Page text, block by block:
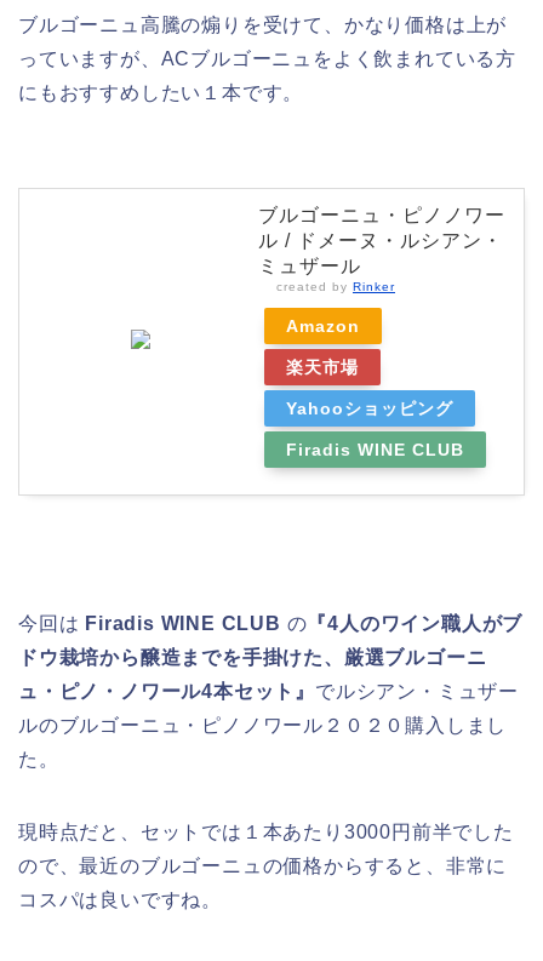
ブルゴーニュ高騰の煽りを受けて、かなり価格は上が
っていますが、ACブルゴーニュをよく飲まれている方
にもおすすめしたい１本です。
ブルゴーニュ・ピノノワー
ル / ドメーヌ・ルシアン・
ミュザール
created by Rinker
Amazon
楽天市場
Yahooショッピング
Firadis WINE CLUB
今回は Firadis WINE CLUB の 『4人のワイン職人がブ
ドウ栽培から醸造までを手掛けた、厳選ブルゴーニ
ュ・ピノ・ノワール4本セット』 でルシアン・ミュザー
ルのブルゴーニュ・ピノノワール２０２０購入しまし
た。
現時点だと、セットでは１本あたり3000円前半でした
ので、最近のブルゴーニュの価格からすると、非常に
コスパは良いですね。